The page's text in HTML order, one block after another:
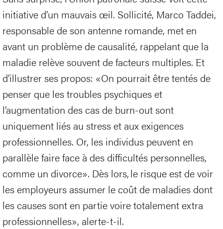
initiative d’un mauvais œil. Sollicité, Marco Taddei,
responsable de son antenne romande, met en
avant un problème de causalité, rappelant que la
maladie relève souvent de facteurs multiples. Et
d’illustrer ses propos: «On pourrait être tentés de
penser que les troubles psychiques et
l’augmentation des cas de burn-out sont
uniquement liés au stress et aux exigences
professionnelles. Or, les individus peuvent en
parallèle faire face à des difficultés personnelles,
comme un divorce». Dès lors, le risque est de voir
les employeurs assumer le coût de maladies dont
les causes sont en partie voire totalement extra
professionnelles», alerte-t-il.